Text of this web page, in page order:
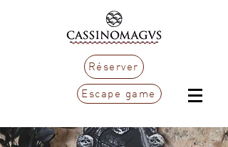
Réserver
Escape game